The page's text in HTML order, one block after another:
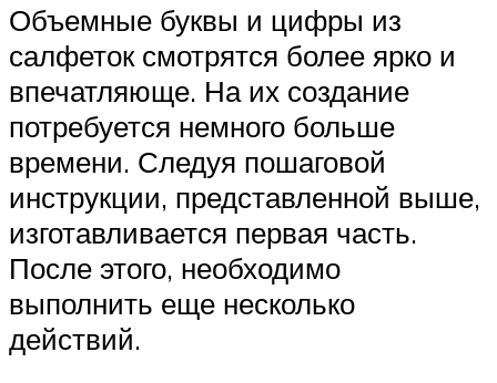
Объемные буквы и цифры из
салфеток смотрятся более ярко и
впечатляюще. На их создание
потребуется немного больше
времени. Следуя пошаговой
инструкции, представленной выше,
изготавливается первая часть.
После этого, необходимо
выполнить еще несколько
действий.